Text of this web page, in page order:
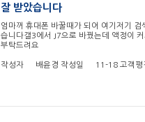
잘 받았습니다
엄마꺼 휴대폰 바꿀때가 되어 여기저기
습니다갤3에서 J7으로 바꿨는데 액정이
부탁드려요
작성자 배윤경 작성일 11-18 고객평